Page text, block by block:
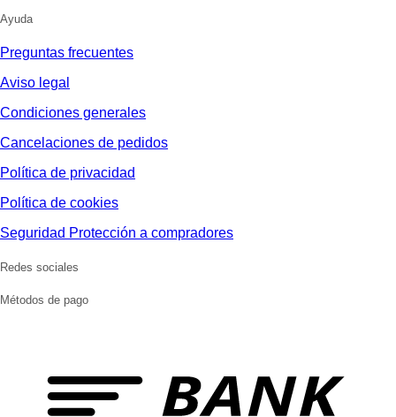
Ayuda
Preguntas frecuentes
Aviso legal
Condiciones generales
Cancelaciones de pedidos
Política de privacidad
Política de cookies
Seguridad Protección a compradores
Redes sociales
Métodos de pago